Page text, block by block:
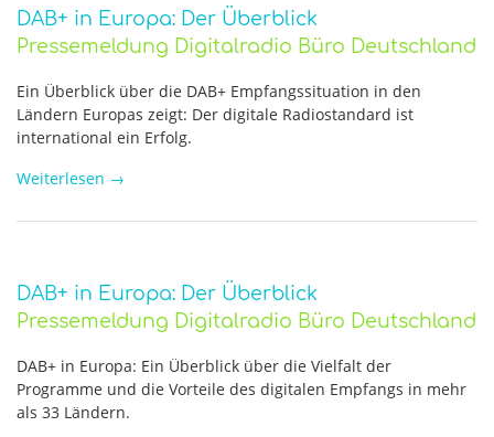
DAB+ in Europa: Der Überblick
Pressemeldung Digitalradio Büro Deutschland
Ein Überblick über die DAB+ Empfangssituation in den
Ländern Europas zeigt: Der digitale Radiostandard ist
international ein Erfolg.
Weiterlesen →
DAB+ in Europa: Der Überblick
Pressemeldung Digitalradio Büro Deutschland
DAB+ in Europa: Ein Überblick über die Vielfalt der
Programme und die Vorteile des digitalen Empfangs in mehr
als 33 Ländern.